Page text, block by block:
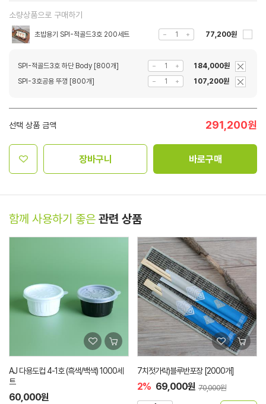
소량상품으로 구매하기
초밥용기 SPI-적골드3호 200세트 77,200원
SPI-적골드3호 하단 Body [800개]
184,000원
SPI-3호공용 뚜껑 [800개]
107,200원
선택 상품 금액 291,200원
장바구니 바로구매
함께 사용하기 좋은 관련 상품
AJ 다용도컵 4-1호 (흑색/백색) 1000세
트
60,000원
7치젓가락)블루반포장 [2000개]
2% 69,000원 70,000원